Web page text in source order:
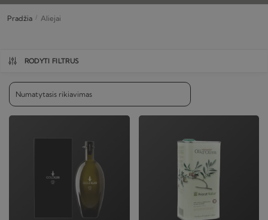
Pradžia / Aliejai
RODYTI FILTRUS